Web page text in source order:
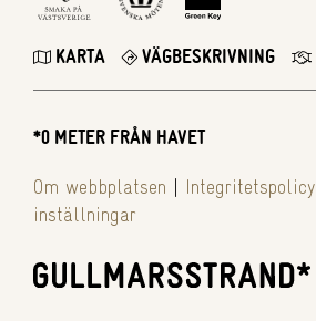
KARTA VÄGBESKRIVNING
*0 METER FRÅN HAVET
Om webbplatsen Integritetspolicy
inställningar